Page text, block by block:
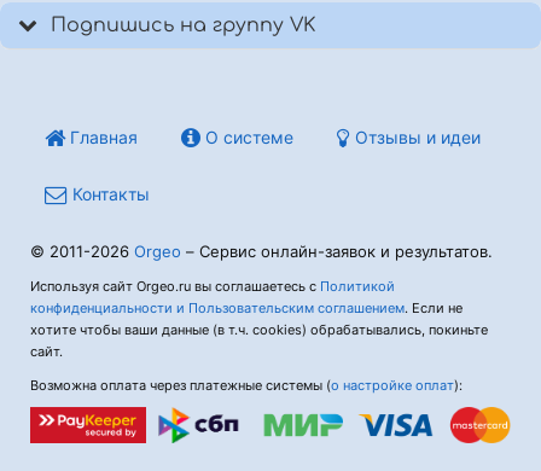
Подпишись на группу VK
Главная О системе Отзывы и идеи
Контакты
© 2011-2026 Orgeo – Сервис онлайн-заявок и результатов.
Используя сайт Orgeo.ru вы соглашаетесь с Политикой
конфиденциальности и Пользовательским соглашением. Если не
хотите чтобы ваши данные (в т.ч. cookies) обрабатывались, покиньте
сайт.
Возможна оплата через платежные системы (о настройке оплат):